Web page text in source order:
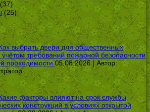
(25)
выбрать двери для общественных
учётом требований пожарной безопасности
проходимости 05.08.2026 | Автор:
факторы влияют на срок службы
конструкций в условиях открытой